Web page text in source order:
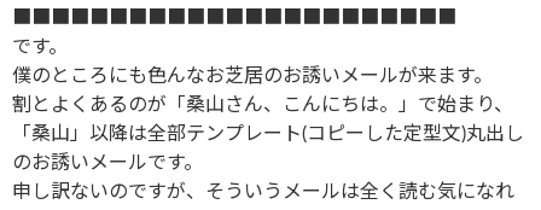
です。
僕のところにも色んなお芝居のお誘いメールが来ます。
割とよくあるのが「桑山さん、こんにちは。」で始まり、
「桑山」以降は全部テンプレート(コピーした定型文)丸出し
のお誘いメールです。
申し訳ないのですが、そういうメールは全く読む気になれ